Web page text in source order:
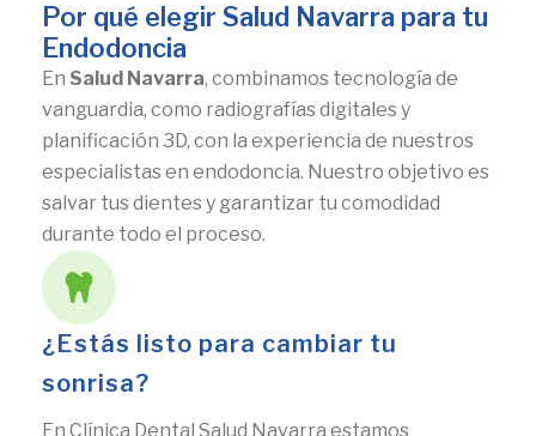
Por qué elegir Salud Navarra para tu
Endodoncia
En Salud Navarra, combinamos tecnología de
vanguardia, como radiografías digitales y
planificación 3D, con la experiencia de nuestros
especialistas en endodoncia. Nuestro objetivo es
salvar tus dientes y garantizar tu comodidad
durante todo el proceso.
¿Estás listo para cambiar tu
sonrisa?
En Clínica Dental Salud Navarra estamos